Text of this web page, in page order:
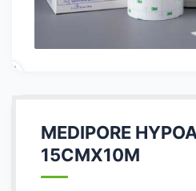
MEDIPORE
15CMX10M